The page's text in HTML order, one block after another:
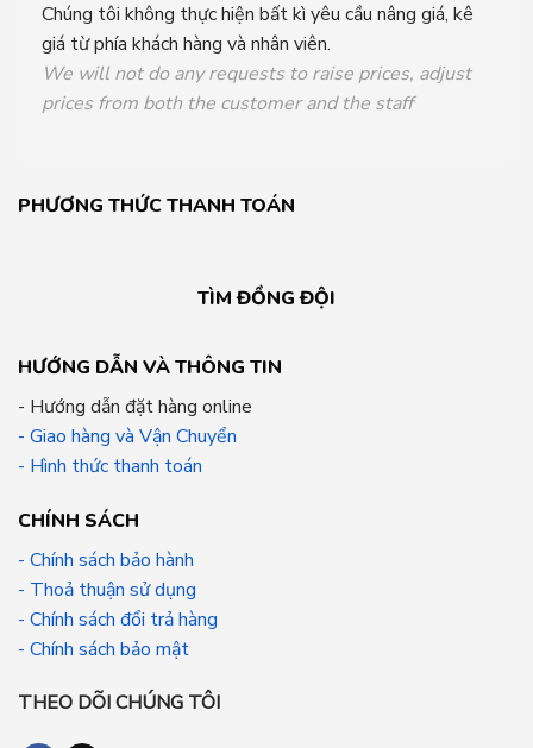
Chúng tôi không thực hiện bất kì yêu cầu nâng giá, kê
giá từ phía khách hàng và nhân viên.
We will not do any requests to raise prices, adjust
prices from both the customer and the staff
PHƯƠNG THỨC THANH TOÁN
TÌM ĐỒNG ĐỘI
HƯỚNG DẪN VÀ THÔNG TIN
- Hướng dẫn đặt hàng online
- Giao hàng và Vận Chuyển
- Hình thức thanh toán
CHÍNH SÁCH
- Chính sách bảo hành
- Thoả thuận sử dụng
- Chính sách đổi trả hàng
- Chính sách bảo mật
THEO DÕI CHÚNG TÔI